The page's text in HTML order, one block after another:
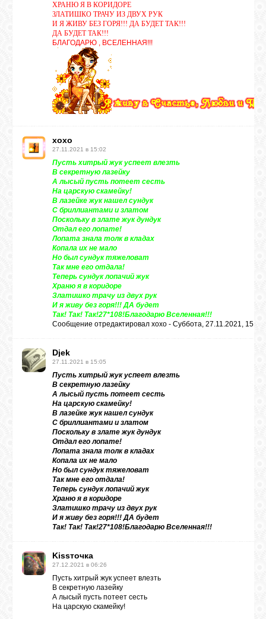
ВК
ХРАНЮ Я В КОРИДОРЕ
ЗЛАТИШКО ТРАЧУ ИЗ ДВУХ РУК
И Я ЖИВУ БЕЗ ГОРЯ!!! ДА БУДЕТ ТАК!!!
ДА БУДЕТ ТАК!!!
БЛАГОДАРЮ , ВСЕЛЕННАЯ!!!
хохо
27.11.2021 в 15:02
Пусть хитрый жук успеет влезть
В секретную лазейку
А лысый пусть потеет сесть
На царскую скамейку!
В лазейке жук нашел сундук
С бриллиантами и златом
Поскольку в злате жук дундук
Отдал его лопате!
Лопата знала толк в кладах
Копала их не мало
Но был сундук тяжеловат
Так мне его отдала!
Теперь сундук лопачий жук
Храню я в коридоре
Златишко трачу из двух рук
И я живу без горя!!! ДА будет
Так! Так! Так!27*108!Благодарю Вселенная!!!
Сообщение отредактировал хохо - Суббота, 27.11.2021, 15:04
Djek
27.11.2021 в 15:05
Пусть хитрый жук успеет влезть
В секретную лазейку
А лысый пусть потеет сесть
На царскую скамейку!
В лазейке жук нашел сундук
С бриллиантами и златом
Поскольку в злате жук дундук
Отдал его лопате!
Лопата знала толк в кладах
Копала их не мало
Но был сундук тяжеловат
Так мне его отдала!
Теперь сундук лопачий жук
Храню я в коридоре
Златишко трачу из двух рук
И я живу без горя!!! ДА будет
Так! Так! Так!27*108!Благодарю Вселенная!!!
Kissточка
27.12.2021 в 06:26
Пусть хитрый жук успеет влезть
В секретную лазейку
А лысый пусть потеет сесть
На царскую скамейку!